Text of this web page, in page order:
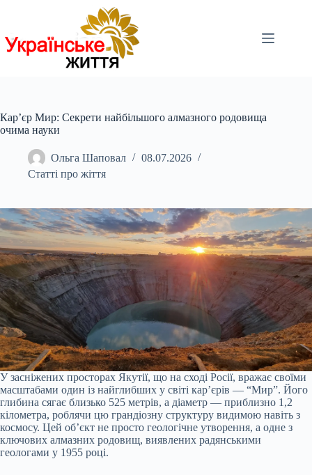
Кар’єр Мир: Секрети найбільшого алмазного родовища
очима науки
Ольга Шаповал
08.07.2026
Статті про жіття
У засніжених просторах Якутії, що на сході Росії, вражає своїми
масштабами один із найглибших у світі кар’єрів — “Мир”. Його
глибина сягає близько 525 метрів, а діаметр — приблизно 1,2
кілометра, роблячи цю грандіозну структуру видимою навіть з
космосу. Цей об’єкт не просто геологічне утворення, а одне з
ключових алмазних родовищ, виявлених радянськими
геологами у 1955 році.